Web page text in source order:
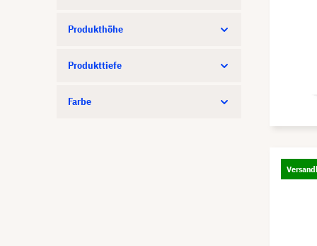
Produkthöhe
Produkttiefe
Farbe